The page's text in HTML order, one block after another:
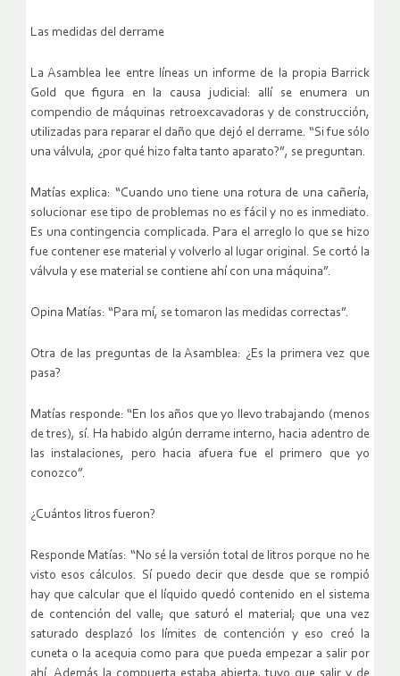
Las medidas del derrame
La Asamblea lee entre líneas un informe de la propia Barrick
Gold que figura en la causa judicial: allí se enumera un
compendio de máquinas retroexcavadoras y de construcción,
utilizadas para reparar el daño que dejó el derrame. “Si fue sólo
una válvula, ¿por qué hizo falta tanto aparato?”, se preguntan.
Matías explica: “Cuando uno tiene una rotura de una cañería,
solucionar ese tipo de problemas no es fácil y no es inmediato.
Es una contingencia complicada. Para el arreglo lo que se hizo
fue contener ese material y volverlo al lugar original. Se cortó la
válvula y ese material se contiene ahí con una máquina”.
Opina Matías: “Para mí, se tomaron las medidas correctas”.
Otra de las preguntas de la Asamblea: ¿Es la primera vez que
pasa?
Matías responde: “En los años que yo llevo trabajando (menos
de tres), sí. Ha habido algún derrame interno, hacia adentro de
las instalaciones, pero hacia afuera fue el primero que yo
conozco”.
¿Cuántos litros fueron?
Responde Matías: “No sé la versión total de litros porque no he
visto esos cálculos. Sí puedo decir que desde que se rompió
hay que calcular que el líquido quedó contenido en el sistema
de contención del valle; que saturó el material; que una vez
saturado desplazó los límites de contención y eso creó la
cuneta o la acequia como para que pueda empezar a salir por